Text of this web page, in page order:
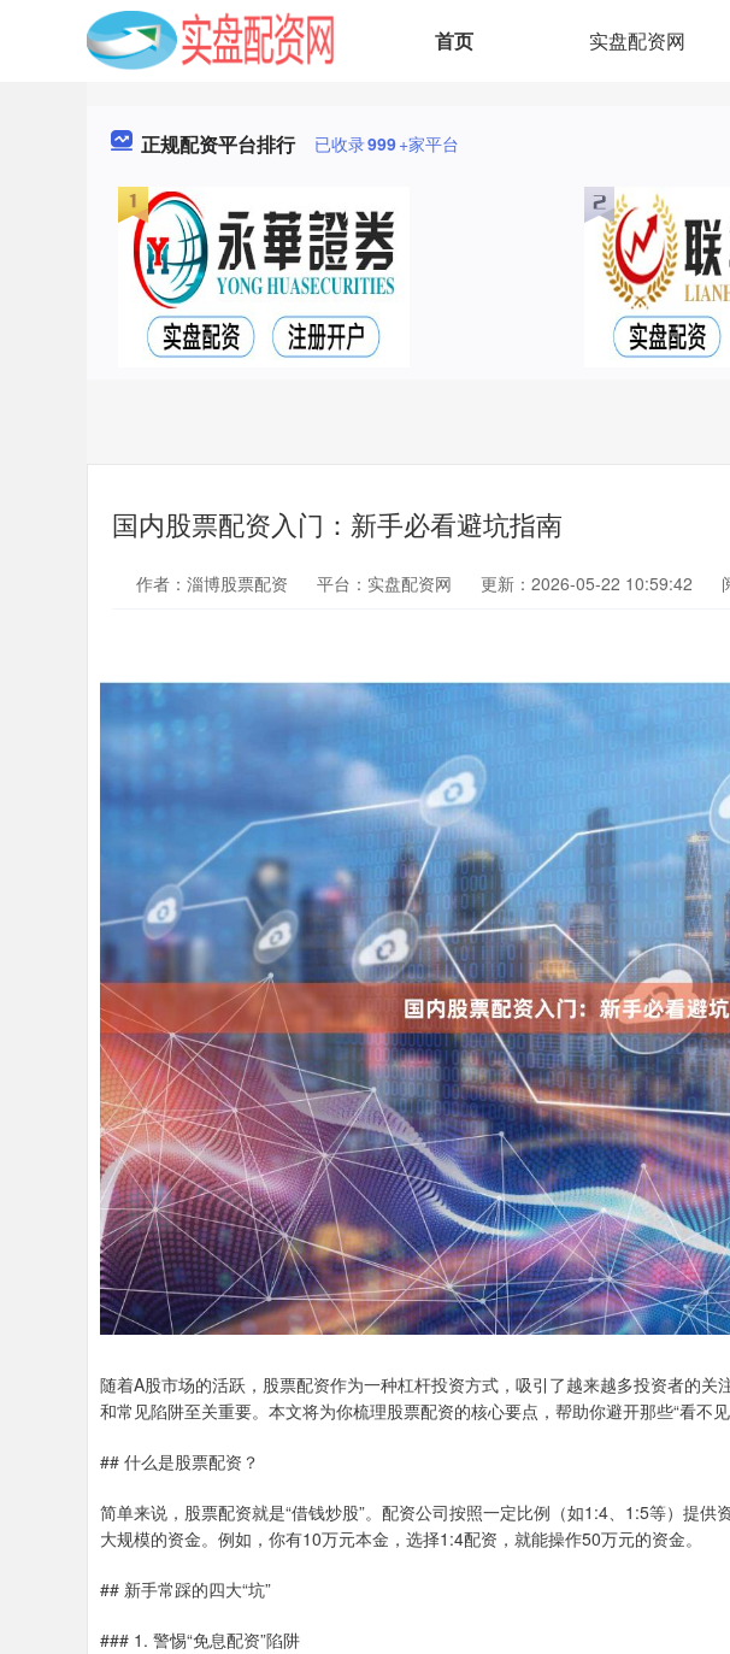
首页 实盘配资网
正规配资平台排行 已收录999+家平台
国内股票配资入门：新手必看避坑指南
作者：淄博股票配资 平台：实盘配资网 更新：2026-05-22 10:59:42
随着A股市场的活跃，股票配资作为一种杠杆投资方式，吸引了越来越多投资者的关
和常见陷阱至关重要。本文将为你梳理股票配资的核心要点，帮助你避开那些“看不见
## 什么是股票配资？
简单来说，股票配资就是“借钱炒股”。配资公司按照一定比例（如1:4、1:5等）提
大规模的资金。例如，你有10万元本金，选择1:4配资，就能操作50万元的资金。
## 新手常踩的四大“坑”
### 1. 警惕“免息配资”陷阱